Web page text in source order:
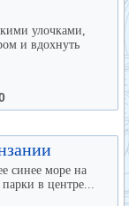
улочками,
и вдохнуть
синее море на
в центре...